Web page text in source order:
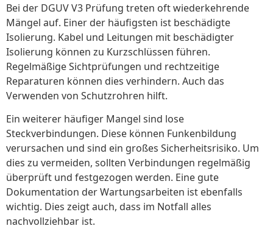
Bei der DGUV V3 Prüfung treten oft wiederkehrende
Mängel auf. Einer der häufigsten ist beschädigte
Isolierung. Kabel und Leitungen mit beschädigter
Isolierung können zu Kurzschlüssen führen.
Regelmäßige Sichtprüfungen und rechtzeitige
Reparaturen können dies verhindern. Auch das
Verwenden von Schutzrohren hilft.
Ein weiterer häufiger Mangel sind lose
Steckverbindungen. Diese können Funkenbildung
verursachen und sind ein großes Sicherheitsrisiko. Um
dies zu vermeiden, sollten Verbindungen regelmäßig
überprüft und festgezogen werden. Eine gute
Dokumentation der Wartungsarbeiten ist ebenfalls
wichtig. Dies zeigt auch, dass im Notfall alles
nachvollziehbar ist.